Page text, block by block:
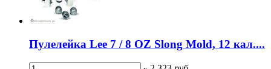
Пулелейка Lee 7 / 8 OZ Slong Mold, 12 кал....